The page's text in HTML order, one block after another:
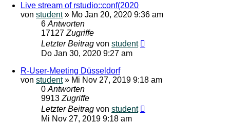
Live stream of rstudio::conf(2020
von student» Mo Jan 20, 2020 9:36 am
6 Antworten
17127 Zugriffe
Letzter Beitrag von student
Do Jan 30, 2020 9:27 am
R-User-Meeting Düsseldorf
von student» Mi Nov 27, 2019 9:18 am
0 Antworten
9913 Zugriffe
Letzter Beitrag von student
Mi Nov 27, 2019 9:18 am